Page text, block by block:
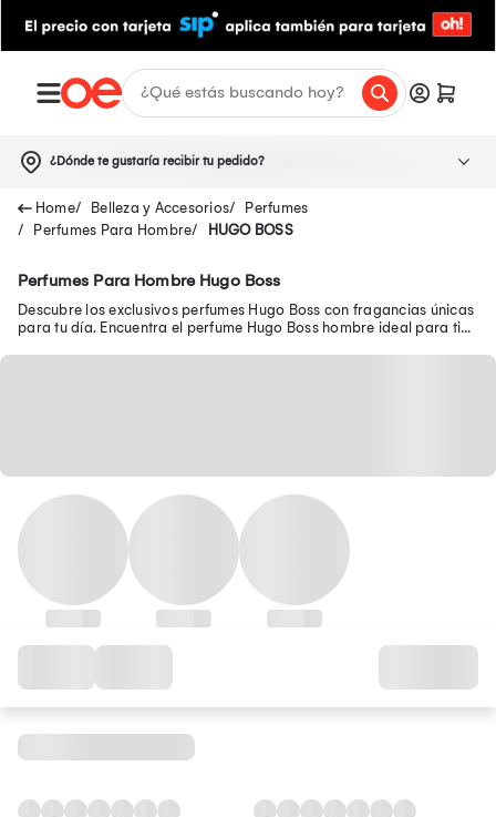
¿Dónde te gustaría recibir tu pedido?
Belleza y Accesorios
Perfumes
Perfumes Para Hombre
HUGO BOSS
Perfumes Para Hombre Hugo Boss
Descubre los exclusivos perfumes Hugo Boss con fragancias únicas
para tu día. Encuentra el perfume Hugo Boss hombre ideal para ti